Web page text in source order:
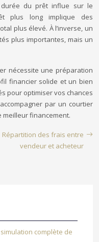
durée du prêt influe sur le
plus long implique des
plus élevé. À l’inverse, un
plus importantes, mais un
nécessite une préparation
financier solide et un bien
pour optimiser vos chances
par un courtier
meilleur financement.
Répartition des frais entre
vendeur et acheteur
complète de